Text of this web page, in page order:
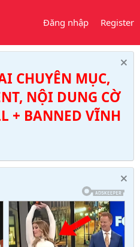
Đăng nhập Register
CHUYÊN MỤC,
NỘI DUNG CỜ
+ BANNED VĨNH